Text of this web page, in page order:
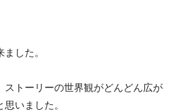
した。
トーリーの世界観がどんどん広が
いました。